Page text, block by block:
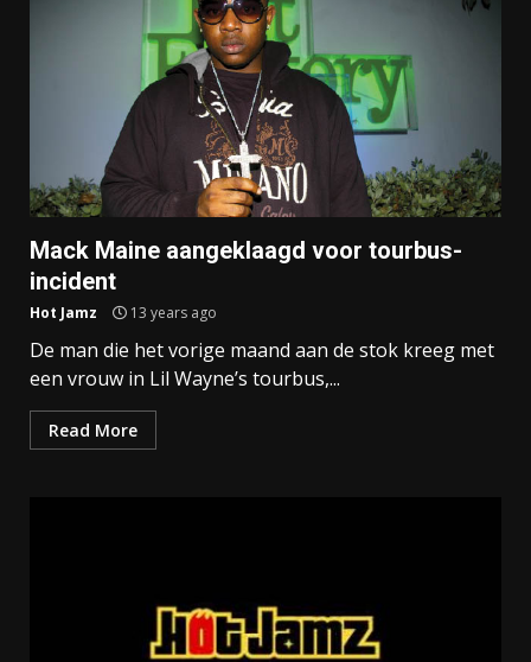
Mack Maine aangeklaagd voor tourbus-
incident
Hot Jamz 13 years ago
De man die het vorige maand aan de stok kreeg met
een vrouw in Lil Wayne’s tourbus,...
Read More